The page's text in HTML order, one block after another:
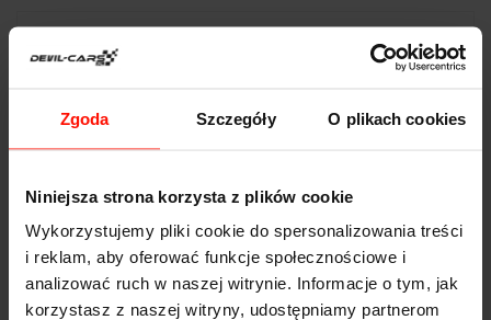
Zgoda Szczegóły O plikach cookies
Niniejsza strona korzysta z plików cookie
Wykorzystujemy pliki cookie do spersonalizowania treści
i reklam, aby oferować funkcje społecznościowe i
analizować ruch w naszej witrynie. Informacje o tym, jak
korzystasz z naszej witryny, udostępniamy partnerom
DANE TECHNICZNE
Przyspieszenie:
km/h
Moc:
710 KM
Waga:
1435kg
Napęd: